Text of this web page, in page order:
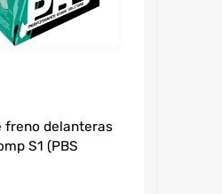
freno delanteras
S1 (PBS